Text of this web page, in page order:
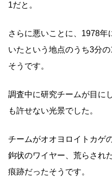
1だと。
さらに悪いことに、1978
いたという地点のうち3分
そうです。
調査中に研究チームが目に
も許せない光景でした。
チームがオオヨロイトカゲ
鉤状のワイヤー、荒らされ
痕跡だったそうです。